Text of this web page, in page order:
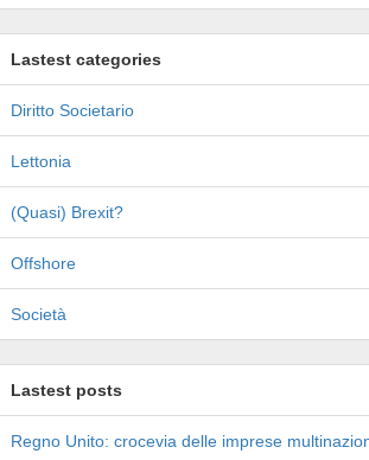
Lastest categories
Diritto Societario
Lettonia
(Quasi) Brexit?
Offshore
Società
Lastest posts
Regno Unito: crocevia delle imprese